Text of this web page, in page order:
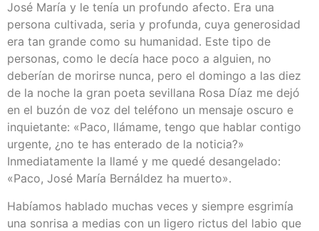
José María y le tenía un profundo afecto. Era una
persona cultivada, seria y profunda, cuya generosidad
era tan grande como su humanidad. Este tipo de
personas, como le decía hace poco a alguien, no
deberían de morirse nunca, pero el domingo a las diez
de la noche la gran poeta sevillana Rosa Díaz me dejó
en el buzón de voz del teléfono un mensaje oscuro e
inquietante: «Paco, llámame, tengo que hablar contigo
urgente, ¿no te has enterado de la noticia?»
Inmediatamente la llamé y me quedé desangelado:
«Paco, José María Bernáldez ha muerto».
Habíamos hablado muchas veces y siempre esgrimía
una sonrisa a medias con un ligero rictus del labio que